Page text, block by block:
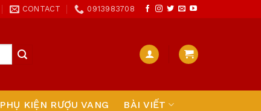
CONTACT 0913983708
PHỤ KIỆN RƯỢU VANG BÀI VIẾT